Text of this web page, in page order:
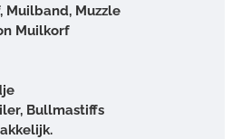
Muilband, Muzzle
Muilkorf
Bullmastiffs